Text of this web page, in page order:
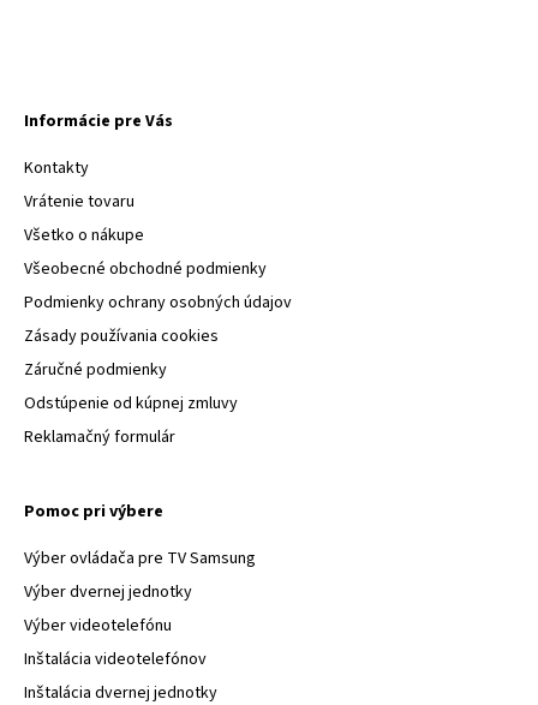
Informácie pre Vás
Kontakty
Vrátenie tovaru
Všetko o nákupe
Všeobecné obchodné podmienky
Podmienky ochrany osobných údajov
Zásady používania cookies
Záručné podmienky
Odstúpenie od kúpnej zmluvy
Reklamačný formulár
Pomoc pri výbere
Výber ovládača pre TV Samsung
Výber dvernej jednotky
Výber videotelefónu
Inštalácia videotelefónov
Inštalácia dvernej jednotky